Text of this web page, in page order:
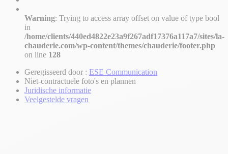
Warning: Trying to access array offset on value of type bool
in
/home/clients/440ed4822e23a9f267adf17376a117a7/sites/la-
chauderie.com/wp-content/themes/chauderie/footer.php
on line 128
Geregisseerd door : ESE Communication
Niet-contractuele foto's en plannen
Juridische informatie
Veelgestelde vragen